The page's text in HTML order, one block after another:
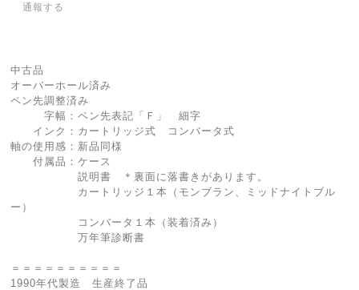
通報する
中古品
オーバーホール済み
ペン先調整済み
字幅：ペン先表記「Ｆ」 細字
インク：カートリッジ式 コンバータ式
軸の使用感：新品同様
付属品：ケース
説明書 ＊裏面に落書きがあります。
カートリッジ１本（モンブラン、ミッドナイトブル
ー）
コンバータ１本（装着済み）
万年筆診断書
＝＝＝＝＝＝＝＝＝＝
1990年代製造 生産終了品